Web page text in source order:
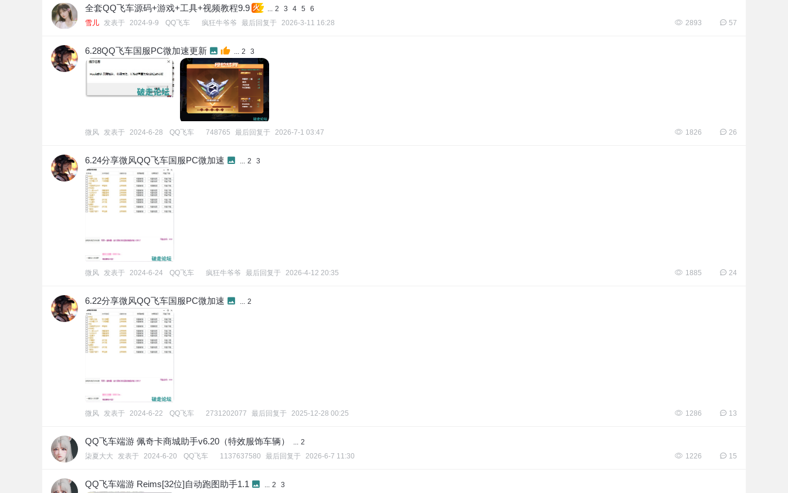
全套QQ飞车源码+游戏+工具+视频教程9.9 火 ... 2 3 4 5
6
雪儿 发表于 2024-9-9 QQ飞车 疯狂牛爷爷 最后回复于 2026-3-11 16:28 57
2893
6.28QQ飞车国服PC微加速更新 ... 2 3
微风 发表于 2024-6-28 QQ飞车 748765 最后回复于 2026-7-1 03:47 26
1826
6.24分享微风QQ飞车国服PC微加速 ... 2 3
微风 发表于 2024-6-24 QQ飞车 疯狂牛爷爷 最后回复于 2026-4-12 20:35 24
1885
6.22分享微风QQ飞车国服PC微加速 ... 2
微风 发表于 2024-6-22 QQ飞车 2731202077 最后回复于 2025-12-28 00:25 13
1286
QQ飞车端游 佩奇卡商城助手v6.20（特效服饰车辆） ... 2
柒夏大大
发表于 2024-6-20 QQ飞车 1137637580 最后回复于 2026-6-7 11:30 15
1226
QQ飞车端游 Reims[32位]自动跑图助手1.1 ... 2 3